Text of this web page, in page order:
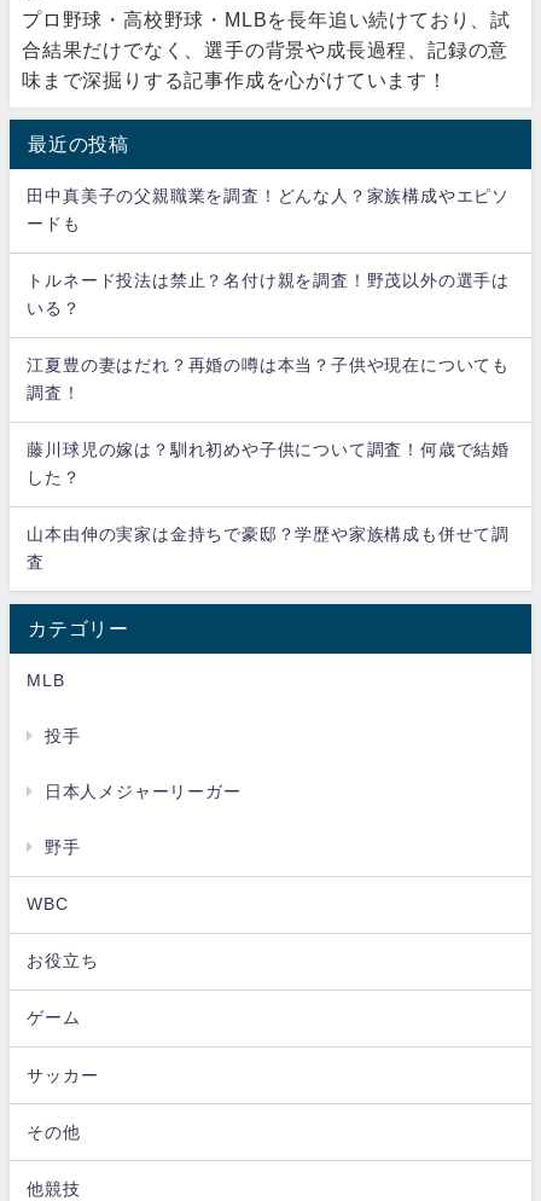
プロ野球・高校野球・MLBを長年追い続けており、試
合結果だけでなく、選手の背景や成長過程、記録の意
味まで深掘りする記事作成を心がけています！
最近の投稿
田中真美子の父親職業を調査！どんな人？家族構成やエピソ
ードも
トルネード投法は禁止？名付け親を調査！野茂以外の選手は
いる？
江夏豊の妻はだれ？再婚の噂は本当？子供や現在についても
調査！
藤川球児の嫁は？馴れ初めや子供について調査！何歳で結婚
した？
山本由伸の実家は金持ちで豪邸？学歴や家族構成も併せて調
査
カテゴリー
MLB
投手
日本人メジャーリーガー
野手
WBC
お役立ち
ゲーム
サッカー
その他
他競技